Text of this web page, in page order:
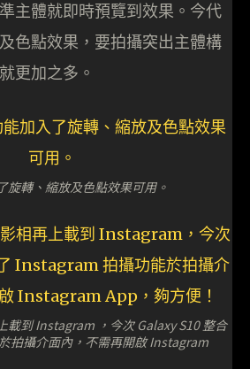
主體就即時預覽到效果。今代
色點效果，要拍攝突出主體構
更加之多。
旋轉、縮放及色點效果可用。
載到 Instagram ，今次 Galaxy S10 整合
拍攝介面內，不需再開啟 Instagram